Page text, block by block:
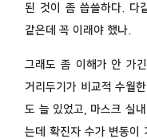
된 것이 좀 씁쓸하다. 다
같은데 꼭 이래야 했나.
그래도 좀 이해가 안 가
거리두기가 비교적 수월
도 늘 있었고, 마스크 실
는데 확진자 수가 변동